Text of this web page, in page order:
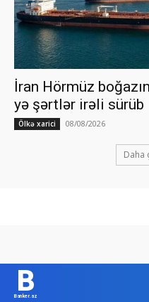
İran Hörmüz
yə şərtlər irəli sürüb
Ölkə xarici 08/08/2026
Daha
B
Banker.az